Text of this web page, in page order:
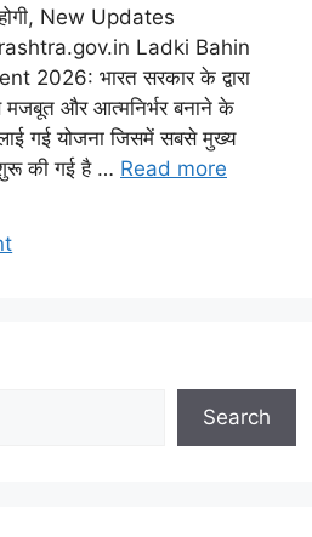
होगी, New Updates
Ladki Bahin
2026: भारत सरकार के द्वारा
और आत्मनिर्भर बनाने के
गई योजना जिसमें सबसे मुख्य
शुरू की गई है … Read more
Search